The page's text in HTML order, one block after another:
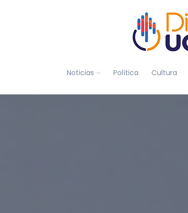
Noticias Política Cultura